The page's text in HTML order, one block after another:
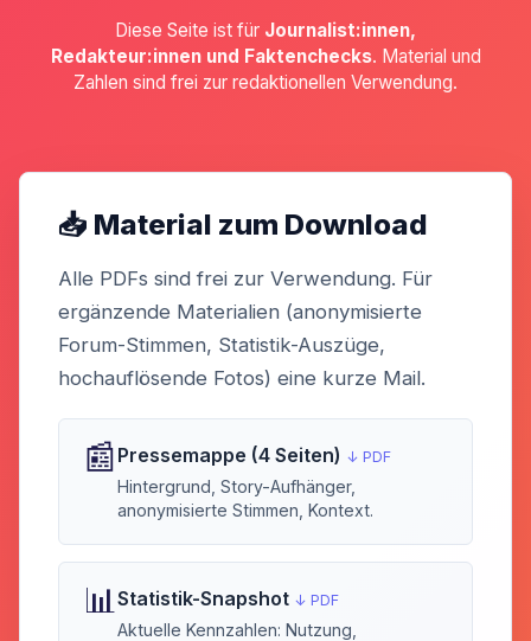
Diese Seite ist für Journalist:innen,
Redakteur:innen und Faktenchecks. Material und
Zahlen sind frei zur redaktionellen Verwendung.
📥 Material zum Download
Alle PDFs sind frei zur Verwendung. Für
ergänzende Materialien (anonymisierte
Forum-Stimmen, Statistik-Auszüge,
hochauflösende Fotos) eine kurze Mail.
📰 Pressemappe (4 Seiten) ↓ PDF
Hintergrund, Story-Aufhänger,
anonymisierte Stimmen, Kontext.
📊 Statistik-Snapshot ↓ PDF
Aktuelle Kennzahlen: Nutzung,